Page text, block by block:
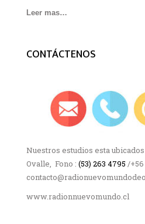
Leer mas…
CONTÁCTENOS
Nuestros estudios esta
Ovalle, Fono : (53) 263 4795 /
www.radionnuevomundo.cl